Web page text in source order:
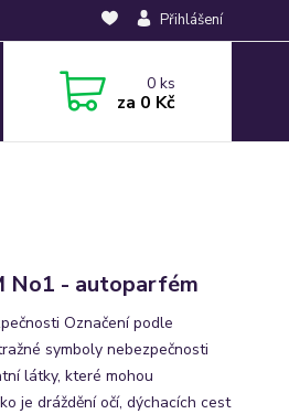
Přihlášení
0ks
za 0 Kč
No1 - autoparfém
Označení podle
symboly nebezpečnosti
látky, které mohou
je dráždění očí, dýchacích cest